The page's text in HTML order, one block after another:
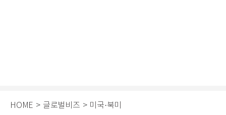
HOME > 글로벌비즈 > 미국·북미